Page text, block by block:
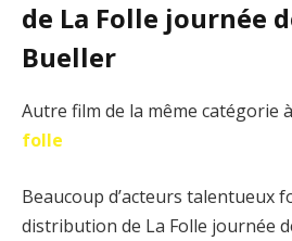
de La Folle journée
Bueller
Autre film de la même catégorie
folle
Beaucoup d’acteurs talentueux
distribution de La Folle journée